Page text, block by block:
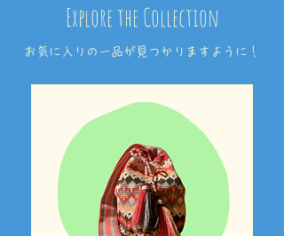
Explore the Collection
​お気に入りの一品が見つかりますように！